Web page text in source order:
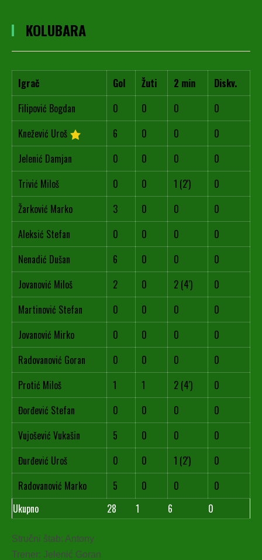
KOLUBARA
Igrač Gol Žuti 2 min
Diskv.
Filipović Bogdan
0 0 0
0
Knežević Uroš
6 0 0
0
Jelenić Damjan
0 0 0
0
Trivić Miloš
0 0 1 (2')
0
Žarković Marko
3 0 0
0
Aleksić Stefan
0 0 0
0
Nenadić Dušan
6 0 0
0
Jovanović Miloš
2 0 2 (4')
0
Martinović Stefan
0 0 0
0
Jovanović Mirko
0 0 0
0
Radovanović Goran
0 0 0
0
Protić Miloš
1 1 2 (4')
0
Đorđević Stefan
0 0 0
0
Vujošević Vukašin
5 0 0
0
Đurđević Uroš
0 0 1 (2')
0
Radovanović Marko
5 0 0
0
Ukupno
28 1 6 0
Stručni štab: Antony
Trener: Jelenić Goran